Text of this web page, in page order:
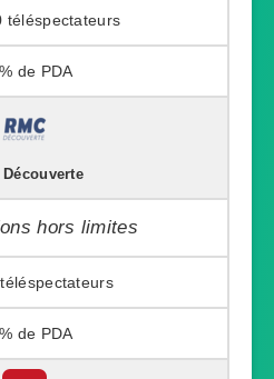
Découverte
hors limites